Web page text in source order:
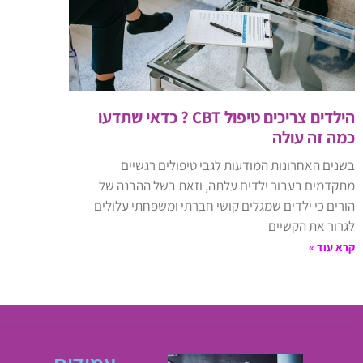
הילדים צריכים טיפול CBT ? כדאי שתדעו
כמה זה עולה
בשנים האחרונות המודעות לגבי טיפולים רגשיים
מתקדמים בעבור ילדים עלתה, וזאת בשל ההבנה של
הורים כי ילדים שמגלים קושי חברתי ומשפחתי עלולים
לגרור את הקשיים
קרא עוד »